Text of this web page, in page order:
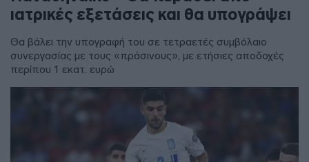
ιατρικές εξετάσεις και θα υπογράψει
Θα βάλει την υπογραφή του σε τετραετές συμβόλαιο
συνεργασίας με τους «πράσινους», με ετήσιες αποδοχές
περίπου 1 εκατ. ευρώ